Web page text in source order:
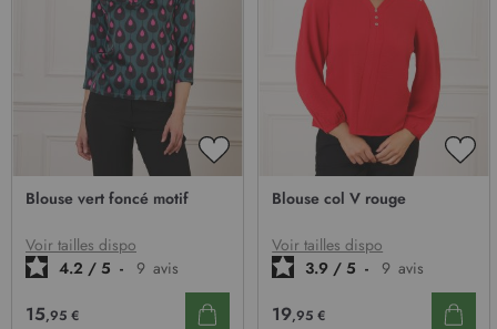
AJOUTER
D’ENVIE
Blouse vert foncé motif
Voir tailles dispo
4.2 / 5 - 9 avis
15,95 €
Blouse col V rouge
Voir tailles dispo
3.9 / 5 - 9 avis
19,95 €